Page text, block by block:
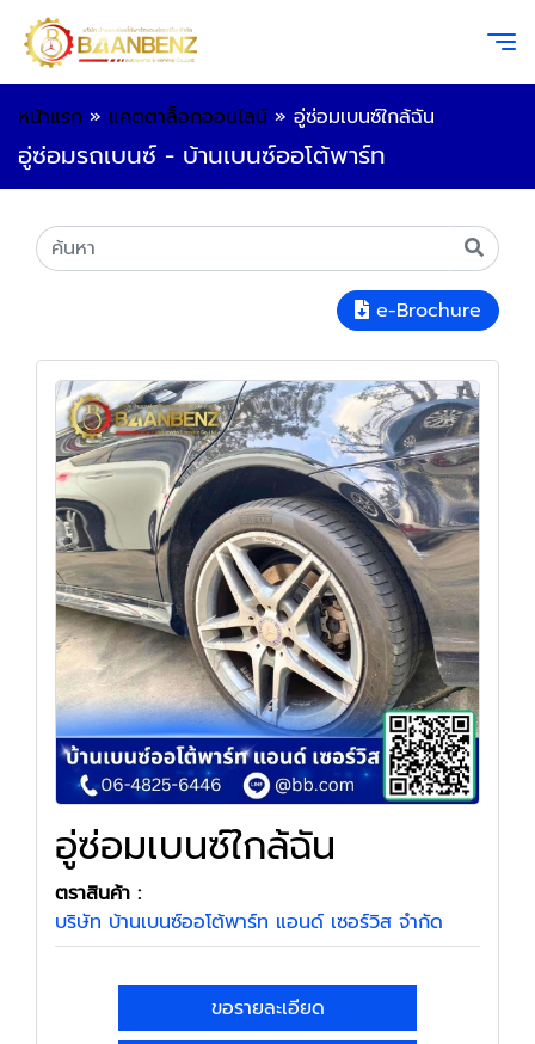
หน้าแรก » แคตตาล็อกออนไลน์ » อู่ซ่อมเบนซ์ใกล้ฉัน
อู่ซ่อมรถเบนซ์ - บ้านเบนซ์ออโต้พาร์ท
e-Brochure
อู่ซ่อมเบนซ์ใกล้ฉัน
ตราสินค้า :
บริษัท บ้านเบนซ์ออโต้พาร์ท แอนด์ เซอร์วิส จำกัด
ขอรายละเอียด